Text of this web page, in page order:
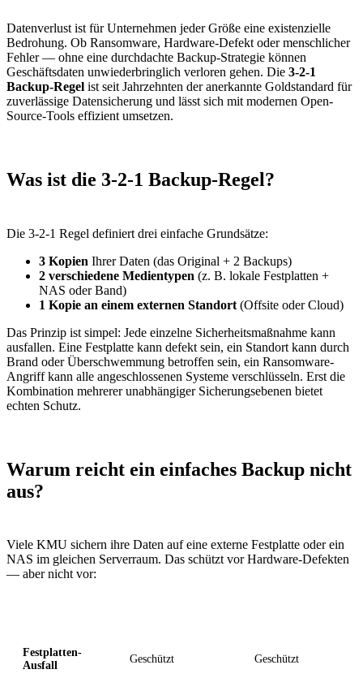
Datenverlust ist für Unternehmen jeder Größe eine existenzielle
Bedrohung. Ob Ransomware, Hardware-Defekt oder menschlicher
Fehler — ohne eine durchdachte Backup-Strategie können
Geschäftsdaten unwiederbringlich verloren gehen. Die 3-2-1
Backup-Regel ist seit Jahrzehnten der anerkannte Goldstandard für
zuverlässige Datensicherung und lässt sich mit modernen Open-
Source-Tools effizient umsetzen.
Was ist die 3-2-1 Backup-Regel?
Die 3-2-1 Regel definiert drei einfache Grundsätze:
3 Kopien Ihrer Daten (das Original + 2 Backups)
2 verschiedene Medientypen (z. B. lokale Festplatten +
NAS oder Band)
1 Kopie an einem externen Standort (Offsite oder Cloud)
Das Prinzip ist simpel: Jede einzelne Sicherheitsmaßnahme kann
ausfallen. Eine Festplatte kann defekt sein, ein Standort kann durch
Brand oder Überschwemmung betroffen sein, ein Ransomware-
Angriff kann alle angeschlossenen Systeme verschlüsseln. Erst die
Kombination mehrerer unabhängiger Sicherungsebenen bietet
echten Schutz.
Warum reicht ein einfaches Backup nicht
aus?
Viele KMU sichern ihre Daten auf eine externe Festplatte oder ein
NAS im gleichen Serverraum. Das schützt vor Hardware-Defekten
— aber nicht vor:
Festplatten-
Ausfall
Geschützt Geschützt